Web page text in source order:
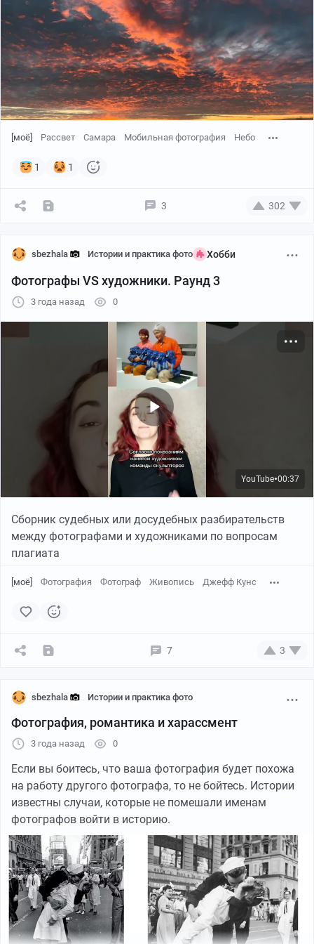
[моё] Рассвет Самара Мобильная фотография Небо
1 1
3 302
sbezhala Истории и практика фото Хобби
Фотографы VS художники. Раунд 3
3 года назад 0
YouTube●00:37
Сборник судебных или досудебных разбирательств
между фотографами и художниками по вопросам
плагиата
[моё] Фотография Фотограф Живопись Джефф Кунс
7 3
sbezhala Истории и практика фото
Фотография, романтика и харассмент
3 года назад 0
Если вы боитесь, что ваша фотография будет похожа
на работу другого фотографа, то не бойтесь. Истории
известны случаи, которые не помешали именам
фотографов войти в историю.